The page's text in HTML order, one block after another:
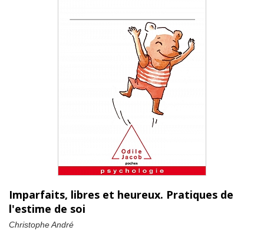
Imparfaits, libres et heureux. Pratiques de
l'estime de soi
Christophe André